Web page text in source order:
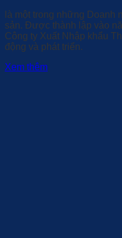
là một trong những Doanh
sản. Được thành lập vào
Công ty Xuất Nhập khẩu
động và phát triển.
Xem thêm